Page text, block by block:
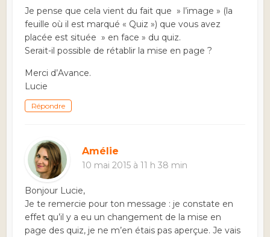
Je pense que cela vient du fait que » l’image » (la
feuille où il est marqué « Quiz ») que vous avez
placée est située » en face » du quiz.
Serait-il possible de rétablir la mise en page ?
Merci d’Avance.
Lucie
Répondre
Amélie
10 mai 2015 à 11 h 38 min
Bonjour Lucie,
Je te remercie pour ton message : je constate en
effet qu’il y a eu un changement de la mise en
page des quiz, je ne m’en étais pas aperçue. Je vais